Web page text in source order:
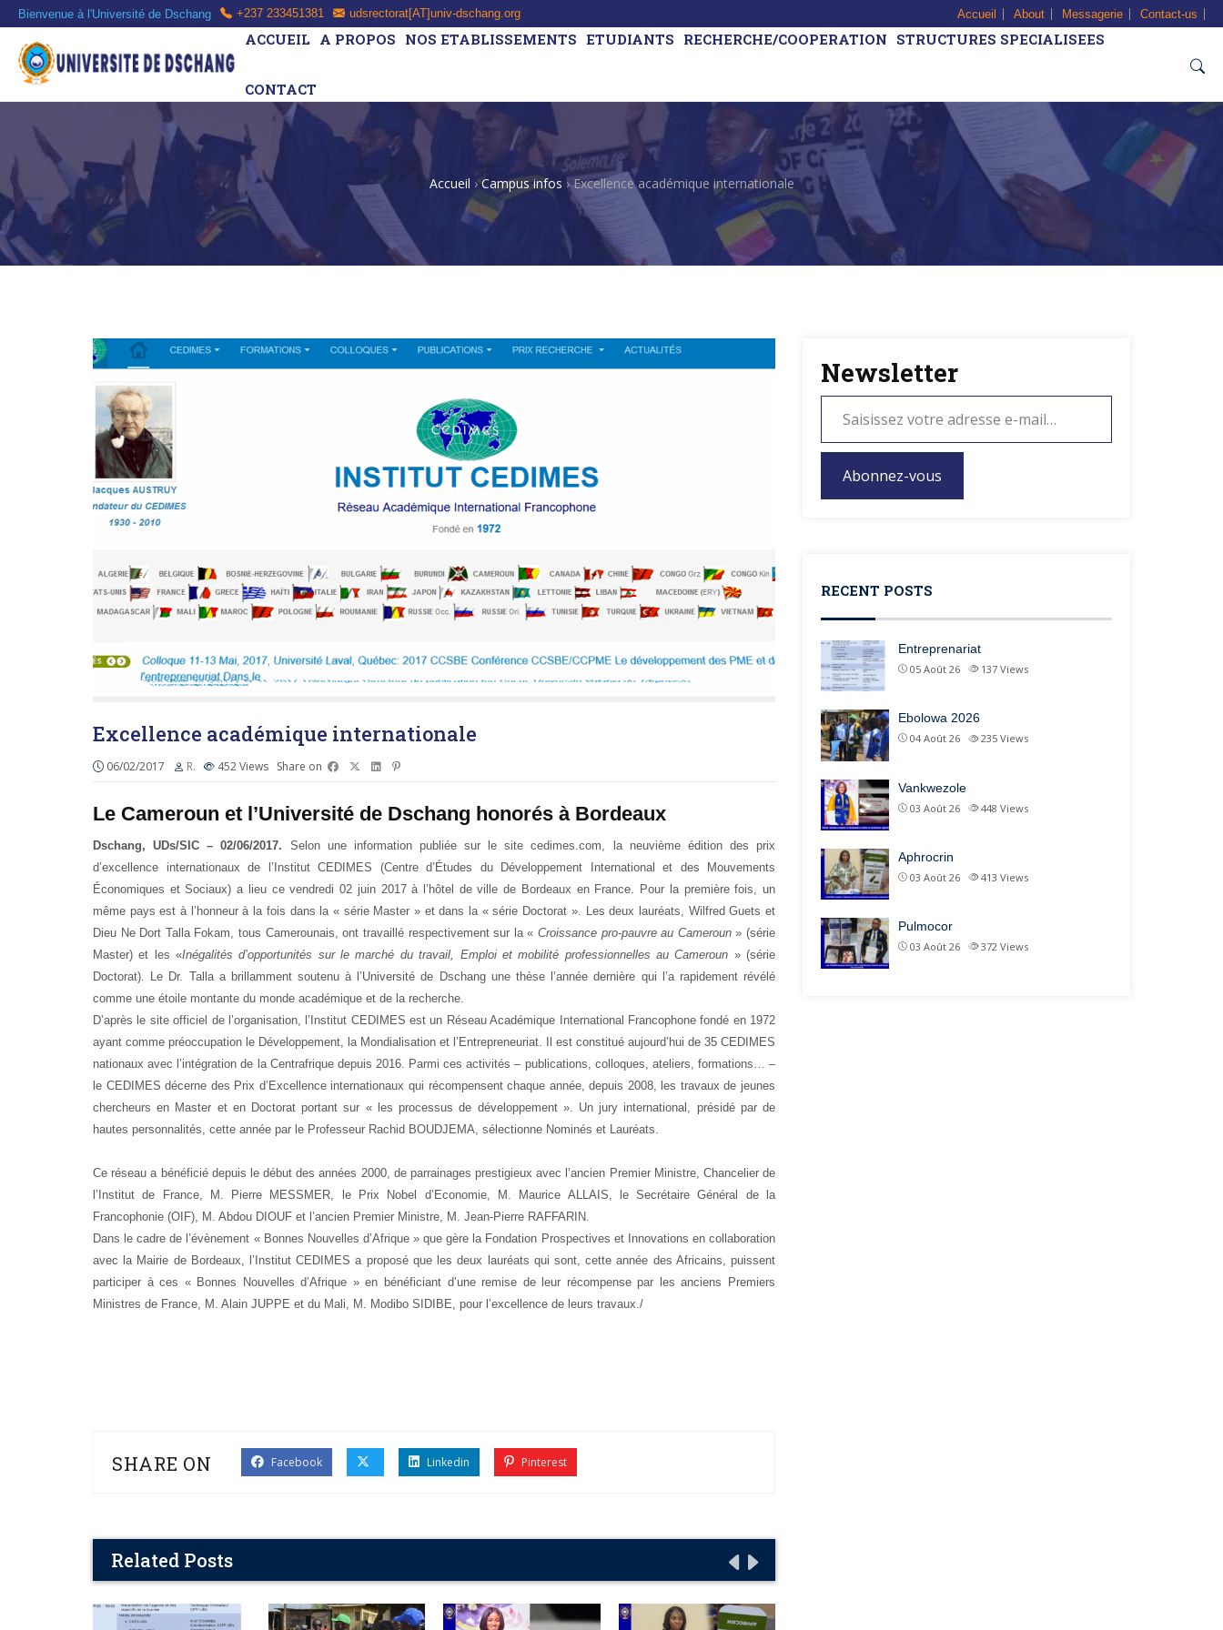
Bienvenue à l'Université de Dschang +237 233451381 udsrectorat[AT]univ-dschang.org Accueil About Messagerie Contact-us
ACCUEIL A PROPOS NOS ETABLISSEMENTS ETUDIANTS RECHERCHE/COOPERATION STRUCTURES SPECIALISEES
CONTACT
Accueil ›Campus infos ›Excellence académique internationale
Excellence académique internationale
06/02/2017 R. 452Views Share on
Le Cameroun et l’Université de Dschang honorés à Bordeaux
Dschang, UDs/SIC – 02/06/2017. Selon une information publiée sur le site cedimes.com,
la neuvième édition des prix
d’excellence internationaux de l’Institut CEDIMES (Centre d’Études du Développement International et des Mouvements
Économiques et Sociaux)a lieu ce vendredi 02 juin 2017 à l’hôtel de ville de Bordeaux en France. Pour la première fois, un
même pays est à l’honneur à la fois dans la « série Master » et dans la « série Doctorat ». Les deux lauréats, Wilfred Guets et
Dieu Ne Dort Talla Fokam, tous Camerounais, ont travaillé respectivement sur la « Croissance pro-pauvre au Cameroun» (série
Master) et les «Inégalités d’opportunités sur le marché du travail, Emploi et mobilité professionnelles au Cameroun » (série
Doctorat). Le Dr. Talla a brillamment soutenu à l’Université de Dschang une thèse l’année dernière qui l’a rapidement révélé
comme une étoile montante du monde académique et de la recherche.
D’après le site officiel de l’organisation, l’Institut CEDIMES est un Réseau Académique International Francophone fondé en 1972
ayant comme préoccupation le Développement, la Mondialisation et l’Entrepreneuriat. Il est constitué aujourd’hui de 35 CEDIMES
nationaux avec l’intégration de la Centrafrique depuis 2016. Parmi ces activités – publications, colloques, ateliers, formations… –
le CEDIMES décerne des Prix d’Excellence internationaux qui récompensent chaque année, depuis 2008, les travaux de jeunes
chercheurs en Master et en Doctorat portant sur « les processus de développement ». Un jury international, présidé par de
hautes personnalités, cette année par le Professeur Rachid BOUDJEMA, sélectionne Nominés et Lauréats.
Ce réseau a bénéficié depuis le début des années 2000, de parrainages prestigieux avec l’ancien Premier Ministre, Chancelier de
l’Institut de France, M. Pierre MESSMER, le Prix Nobel d’Economie, M. Maurice ALLAIS, le Secrétaire Général de la
Francophonie (OIF), M. Abdou DIOUF et l’ancien Premier Ministre, M. Jean-Pierre RAFFARIN.
Dans le cadre de l’évènement « Bonnes Nouvelles d’Afrique » que gère la Fondation Prospectives et Innovations en collaboration
avec la Mairie de Bordeaux, l’Institut CEDIMES a proposé que les deux lauréats qui sont, cette année des Africains, puissent
participer à ces « Bonnes Nouvelles d’Afrique » en bénéficiant d’une remise de leur récompense par les anciens Premiers
Ministres de France, M. Alain JUPPE et du Mali, M. Modibo SIDIBE, pour l’excellence de leurs travaux./
SHARE ON Facebook Linkedin Pinterest
Related Posts
Newsletter
Abonnez-vous
RECENT POSTS
Entreprenariat
05 Août 26 137 Views
Ebolowa 2026
04 Août 26 235 Views
Vankwezole
03 Août 26 448 Views
Aphrocrin
03 Août 26 413 Views
Pulmocor
03 Août 26 372 Views